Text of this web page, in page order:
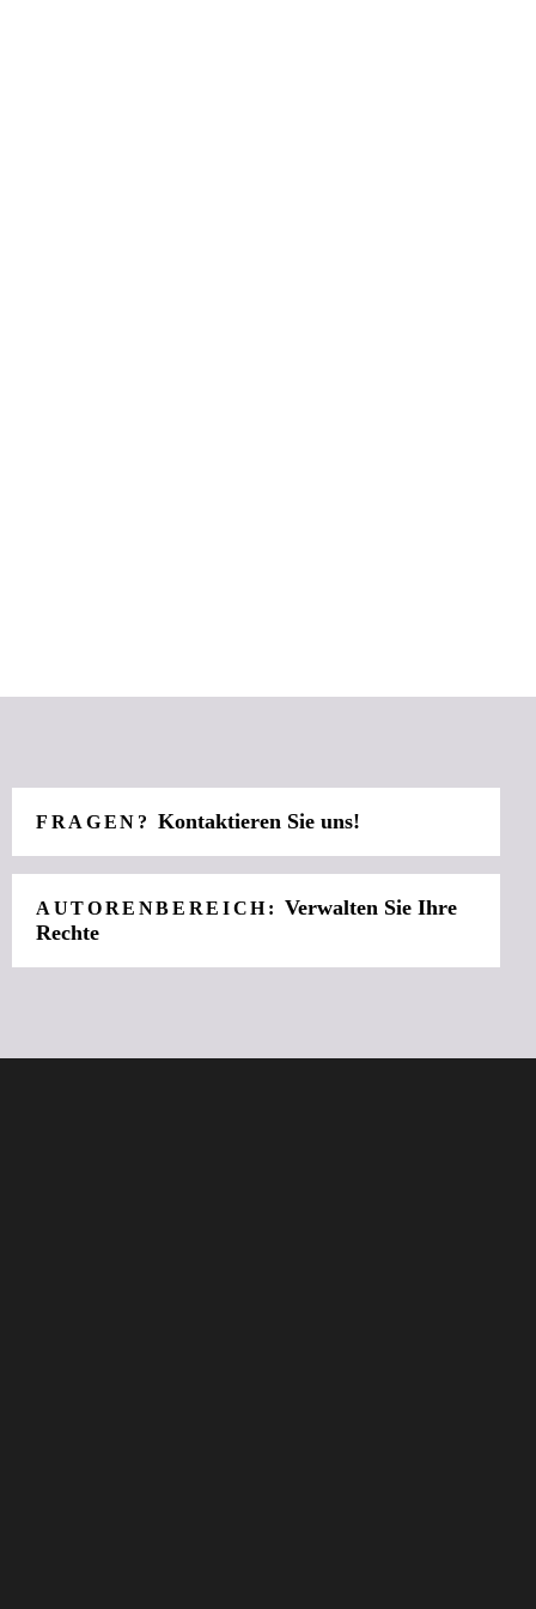
FRAGEN?Kontaktieren Sie uns!
AUTORENBEREICH:Verwalten Sie Ihre
Rechte